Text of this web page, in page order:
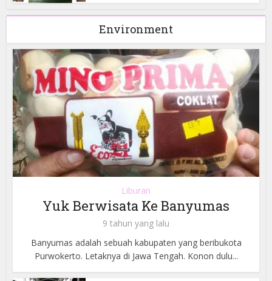
Environment
Liburan
Yuk Berwisata Ke Banyumas
9 tahun yang lalu
Banyumas adalah sebuah kabupaten yang beribukota
Purwokerto. Letaknya di Jawa Tengah. Konon dulu...